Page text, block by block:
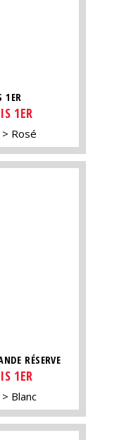
1ER
1ER
Rosé
RÉSERVE
1ER
Blanc